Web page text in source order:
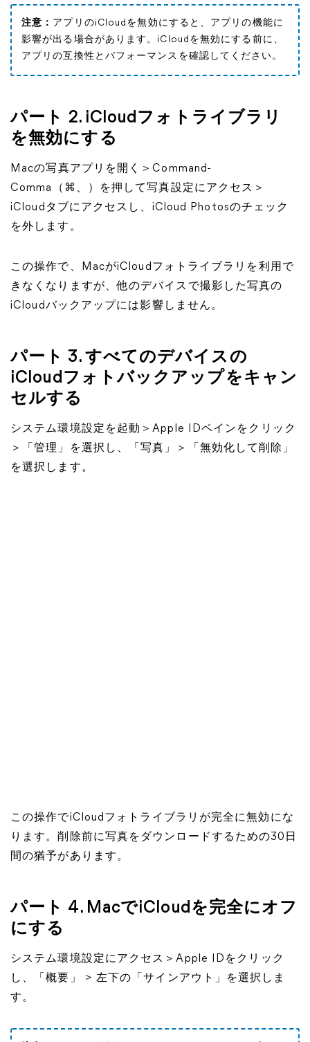
注意： アプリのiCloudを無効にすると、アプリの機能に
影響が出る場合があります。iCloudを無効にする前に、
アプリの互換性とパフォーマンスを確認してください。
パート 2. iCloudフォトライブラリ
を無効にする
Macの写真アプリを開く＞Command-
Comma（⌘、）を押して写真設定にアクセス＞
iCloudタブにアクセスし、iCloud Photosのチェック
を外します。
この操作で、MacがiCloudフォトライブラリを利用で
きなくなりますが、他のデバイスで撮影した写真の
iCloudバックアップには影響しません。
パート 3. すべてのデバイスの
iCloudフォトバックアップをキャン
セルする
システム環境設定を起動＞Apple IDペインをクリック
＞「管理」を選択し、「写真」＞「無効化して削除」
を選択します。
この操作でiCloudフォトライブラリが完全に無効にな
ります。削除前に写真をダウンロードするための30日
間の猶予があります。
パート 4. MacでiCloudを完全にオフ
にする
システム環境設定にアクセス＞Apple IDをクリック
し、「概要」 > 左下の「サインアウト」を選択しま
す。